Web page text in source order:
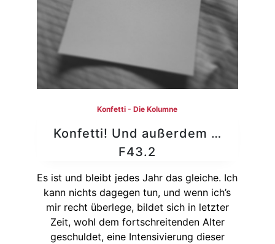
Konfetti - Die Kolumne
Konfetti! Und außerdem …
F43.2
Es ist und bleibt jedes Jahr das gleiche. Ich
kann nichts dagegen tun, und wenn ich’s
mir recht überlege, bildet sich in letzter
Zeit, wohl dem fortschreitenden Alter
geschuldet, eine Intensivierung dieser